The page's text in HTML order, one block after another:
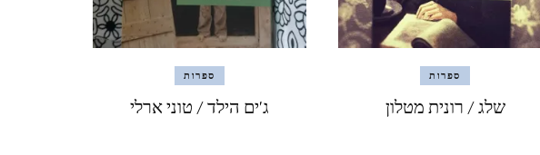
נגב – עין עבדת ושדה בוקר –
ספרות
שלג / רונית מטלון
ספרות
ג'ים הילד / טוני ארלי